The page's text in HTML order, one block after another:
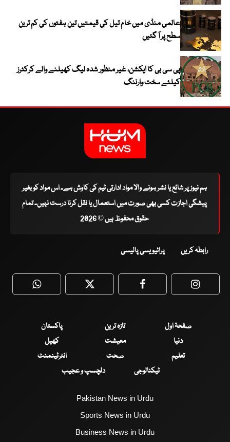
عالمی منڈی میں خام تیل کی قیمتیں تین ہفتوں کی کم ترین
سطح پر آ گئیں
پی سی بی کا ایکشن، غیر منظور شدہ لیگ کھیلنے والے کرکٹرز
کیلئے سخت وارننگ
ہم نیوز پر شائع یا نشر ہونے والا مواد ادارتی ٹیم کی کاوش ہے۔ اس مواد کو بغیر
پیشگی اجازت کسی بھی صورت میں استعمال یا نقل کرنا درست نہیں۔ تمام
حقوق محفوظ ہیں © 2026
رابطہ کریں پرائیویسی پالیسی
WhatsApp Twitter Facebook
صفحۂ اول تازہ ترین
پاکستان
دنیا
معیشت
کھیل
تعلیم
صحت
انٹرٹینمنٹ
ٹیکنالوجی
دلچسپ و عجیب
Pakistan News in Urdu
Sports News in Urdu
Business News in Urdu